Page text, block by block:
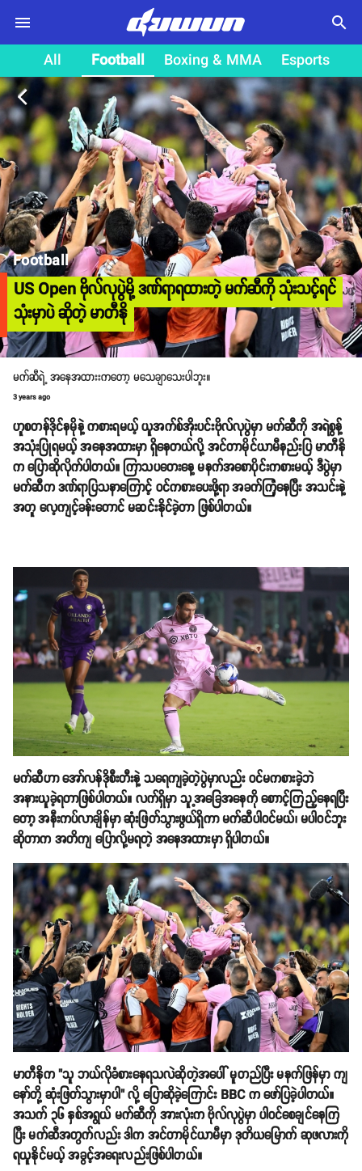
search
All Football Boxing & MMA Esports
arrow_back_ios
Football
US Open ဗိုလ်လုပွဲမို့ ဒဏ်ရာရထားတဲ့ မက်ဆီကို သုံးသင့်ရင်
သုံးမှာပဲ ဆိုတဲ့ မာတီနို
မက်ဆီရဲ့ အနေအထားးကတော့ မသေချာသေးပါဘူး။
3 years ago
ဟူစတန်ဒိုင်နမိုနဲ့ ကစားရမယ့် ယူအက်စ်အိုးပင်းဗိုလ်လုပွဲမှာ မက်ဆီကို အရဲစွန့်
အသုံးပြုရမယ့် အနေအထားမှာ ရှိနေတယ်လို့ အင်တာမိုင်ယာမီနည်းပြ မာတီနို
က ပြောဆိုလိုက်ပါတယ်။ ကြာသပတေးနေ့ မနက်အစောပိုင်းကစားမယ့် ဒီပွဲမှာ
မက်ဆီက ဒဏ်ရာပြသနာကြောင့် ဝင်ကစားပေးဖို့ရာ အခက်ကြုံနေပြီး အသင်းနဲ့
အတူ လေ့ကျင့်ခန်းတောင် မဆင်းနိုင်ခဲ့တာ ဖြစ်ပါတယ်။
မက်ဆီဟာ အော်လန်ဒိုစီးတီးနဲ့ သရေကျခဲ့တဲ့ပွဲမှာလည်း ဝင်မကစားခဲ့ဘဲ
အနားယူခဲ့ရတာဖြစ်ပါတယ်။ လက်ရှိမှာ သူ့အခြေအနေကို စောာင့်ကြည့်နေရပြီး
တော့ အနီးကပ်လာချိန်မှာ ဆုံးဖြတ်သွားဖွယ်ရှိကာ မက်ဆီပါဝင်မယ်၊ မပါဝင်ဘူး
ဆိုတာက အတိကျ ပြောလို့မရတဲ့ အနေအထားမှာ ရှိပါတယ်။
မာတီနိုက "သူ ဘယ်လိုခံစားနေရသလဲဆိုတဲ့အပေါ် မူတည်ပြီး မနက်ဖြန်မှာ ကျ
နော်တို့ ဆုံးဖြတ်သွားမှာပါ" လို့ ပြောဆိုခဲ့ကြောင်း BBC က ဖော်ပြခဲ့ပါတယ်။
အသက် ၃၆ နှစ်အရွယ် မက်ဆီကို အားလုံးက ဗိုလ်လုပွဲမှာ ပါဝင်စေချင်နေကြ
ပြီး မက်ဆီအတွက်လည်း ဒါက အင်တာမိုင်ယာမီမှာ ဒုတိယမြောက် ဆုဖလားကို
ရယူနိုင်မယ့် အခွင့်အရေးလည်းဖြစ်ပါတယ်။